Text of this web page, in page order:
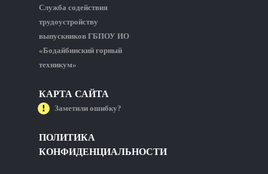
Служба содействия
трудоустройству
выпускников ГБПОУ ИО
«Бодайбинский горный
техникум»
КАРТА САЙТА
Заметили ошибку?
ПОЛИТИКА
КОНФИДЕНЦИАЛЬНОСТИ